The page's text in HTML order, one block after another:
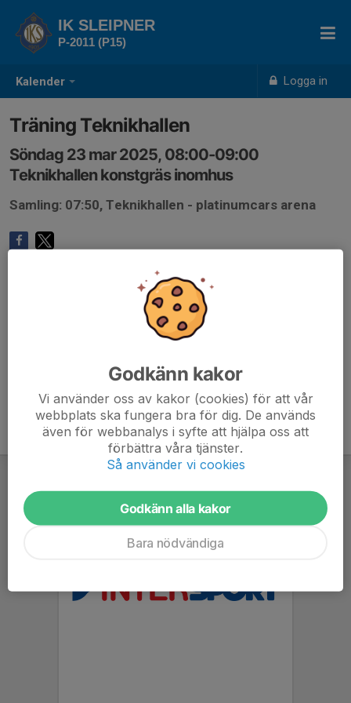
Kalender Logga in
IK SLEIPNER
P-2011 (P15)
Träning Teknikhallen
Söndag 23 mar 2025, 08:00-09:00
Teknikhallen konstgräs inomhus
Samling: 07:50, Teknikhallen - platinumcars arena
Godkänn kakor
Vi använder oss av kakor (cookies) för att vår
webbplats ska fungera bra för dig. De används
även för webbanalys i syfte att hjälpa oss att
förbättra våra tjänster.
Så använder vi cookies
Godkänn alla kakor
Bara nödvändiga